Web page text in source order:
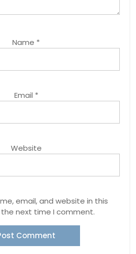
Name *
Email *
Website
email, and website in this
next time I comment.